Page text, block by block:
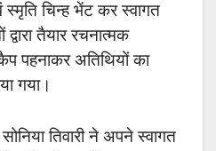
स्मृति चिन्ह भेंट कर स्वागत
तैयार रचनात्मक
पहनाकर अतिथियों का
गया।
सोनिया तिवारी ने अपने स्वागत